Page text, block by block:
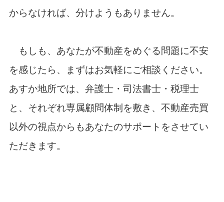
からなければ、分けようもありません。
もしも、あなたが不動産をめぐる問題に不安
を感じたら、まずはお気軽にご相談ください。
あすか地所では、弁護士・司法書士・税理士
と、それぞれ専属顧問体制を敷き、不動産売買
以外の視点からもあなたのサポートをさせてい
ただきます。